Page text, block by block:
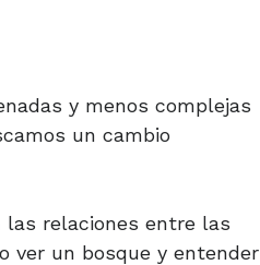
y menos complejas
un cambio
relaciones entre las
ver un bosque y entender